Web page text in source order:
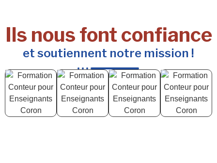
Ils nous font confiance
et soutiennent notre mission !